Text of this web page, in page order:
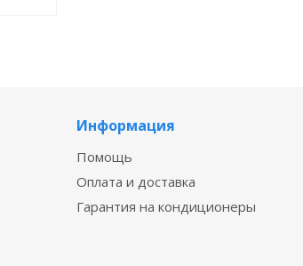
Информация
Помощь
Оплата и доставка
Гарантия на кондиционеры